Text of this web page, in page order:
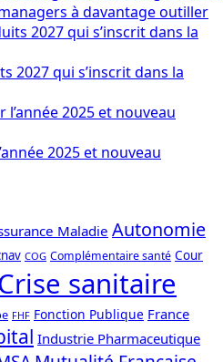
à davantage outiller
2027 qui s’inscrit dans la
2025 et nouveau
Maladie Autonomie
COG Complémentaire santé Cour
sanitaire
FHF Fonction Publique France
Industrie Pharmaceutique